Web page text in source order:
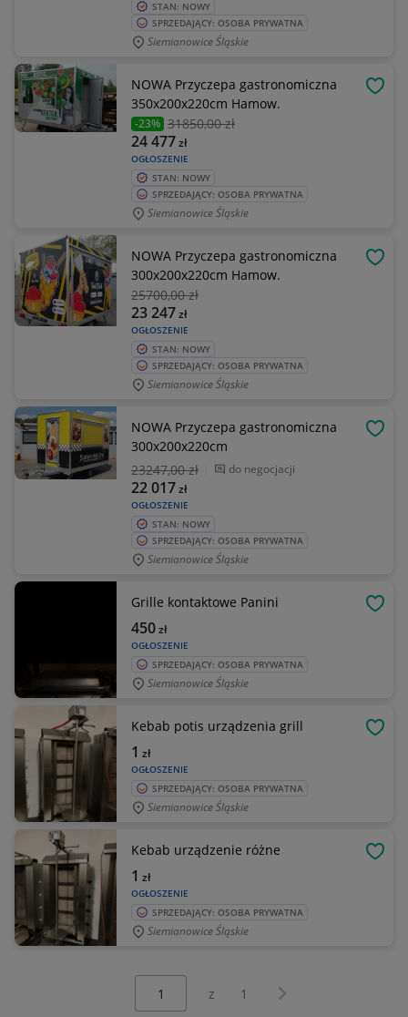
STAN: NOWY
SPRZEDAJĄCY: OSOBA PRYWATNA
Siemianowice Śląskie
NOWA Przyczepa gastronomiczna
350x200x220cm Hamow.
-23% 31850,00 zł
OGŁOSZENIE
24 477zł
STAN: NOWY
SPRZEDAJĄCY: OSOBA PRYWATNA
Siemianowice Śląskie
NOWA Przyczepa gastronomiczna
300x200x220cm Hamow.
25700,00 zł
OGŁOSZENIE
23 247zł
STAN: NOWY
SPRZEDAJĄCY: OSOBA PRYWATNA
Siemianowice Śląskie
NOWA Przyczepa gastronomiczna
300x200x220cm
23247,00 zł do negocjacji
OGŁOSZENIE
22 017zł
STAN: NOWY
SPRZEDAJĄCY: OSOBA PRYWATNA
Siemianowice Śląskie
Grille kontaktowe Panini
OGŁOSZENIE
450zł
SPRZEDAJĄCY: OSOBA PRYWATNA
Siemianowice Śląskie
Kebab potis urządzenia grill
OGŁOSZENIE
1 zł
SPRZEDAJĄCY: OSOBA PRYWATNA
Siemianowice Śląskie
Kebab urządzenie różne
OGŁOSZENIE
1 zł
SPRZEDAJĄCY: OSOBA PRYWATNA
Siemianowice Śląskie
z 1 Następna strona